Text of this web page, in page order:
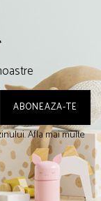
Afla mai multe